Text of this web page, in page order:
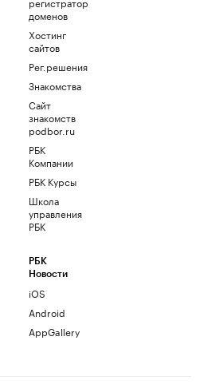
доменов
Хостинг
сайтов
Рег.решения
Знакомства
Сайт
знакомств
podbor.ru
РБК
Компании
РБК Курсы
Школа
управления
РБК
РБК
Новости
iOS
Android
AppGallery